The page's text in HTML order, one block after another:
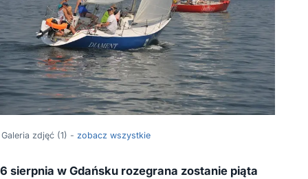
Galeria zdjęć (1) - zobacz wszystkie
6 sierpnia w Gdańsku rozegrana zostanie piąta